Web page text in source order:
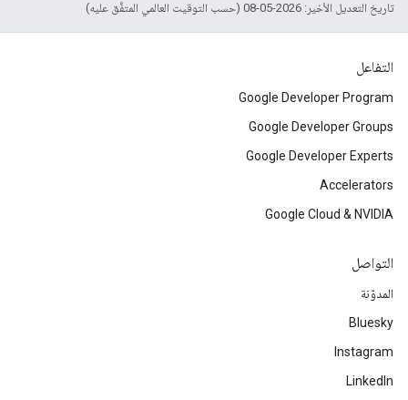
تاريخ التعديل الأخير: 2026-05-08 (حسب التوقيت العالمي المتفَّق عليه)
التفاعل
Google Developer Program
Google Developer Groups
Google Developer Experts
Accelerators
Google Cloud & NVIDIA
التواصل
المدوّنة
Bluesky
Instagram
LinkedIn